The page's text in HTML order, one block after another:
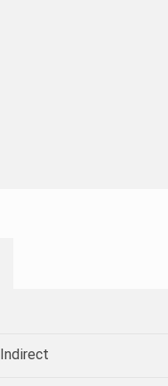
Indirect